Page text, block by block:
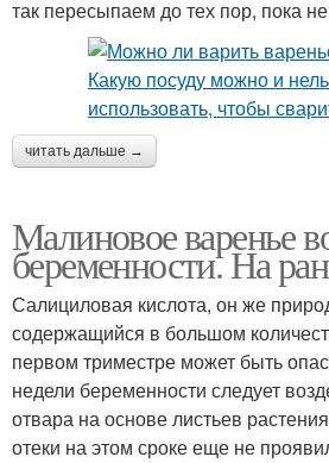
так пересыпаем до тех пор, пока
читать дальше →
Малиновое варенье
беременности. На
Салициловая кислота, он же
содержащийся в большом
первом триместре может быть
недели беременности следует
отвара на основе листьев
отеки на этом сроке еще не